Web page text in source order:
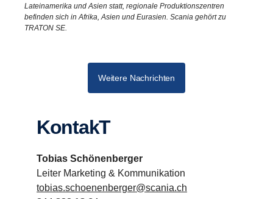
Lateinamerika und Asien statt, regionale Produktionszentren
befinden sich in Afrika, Asien und Eurasien. Scania gehört zu
TRATON SE.
Weitere Nachrichten
KontakT
Tobias Schönenberger
Leiter Marketing & Kommunikation
tobias.schoenenberger@scania.ch